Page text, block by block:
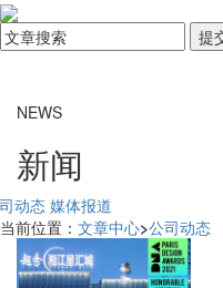
NEWS
新闻
动态 媒体报道
当前位置： 文章中心>公司动态